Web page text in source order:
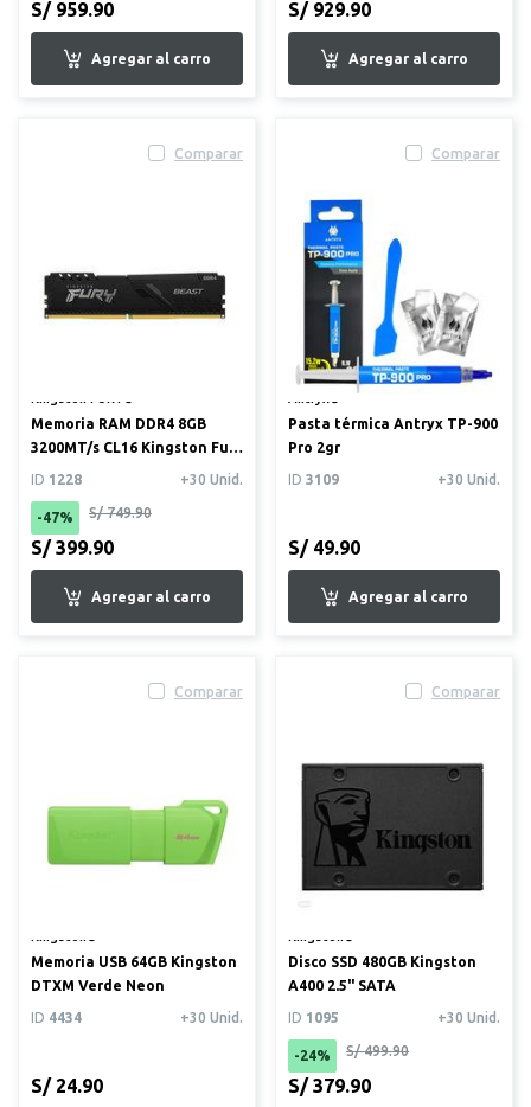
S/ 959.90 S/ 929.90
Comparar
Memoria RAM DDR4 8GB
3200MT/s CL16 Kingston Fury
Beast
ID 1228 +30 Unid.
-47% S/ 749.90
S/ 399.90
Comparar
Pasta térmica Antryx TP-900
Pro 2gr
ID 3109 +30 Unid.
S/ 49.90
Comparar
Memoria USB 64GB Kingston
DTXM Verde Neon
ID 4434 +30 Unid.
S/ 24.90
Comparar
Disco SSD 480GB Kingston
A400 2.5" SATA
ID 1095 +30 Unid.
-24% S/ 499.90
S/ 379.90